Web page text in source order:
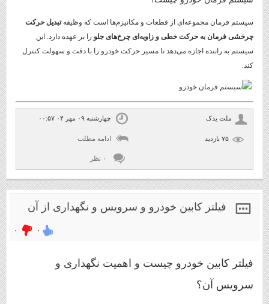
سیستم فرمان مجموعه‌ای از قطعات و مکانیزم‌ها است که وظیفهتبدیل حرکت
چرخشی فرمان به حرکت خطی و زاویه‌ای چرخ‌های جلو را بر عهده دارد. این
سیستم به راننده اجازه می‌دهد تا مسیر حرکت خودرو را با دقت و سهولت کنترل
کند.
ملت یدک چهارشنبه ۰۹ مهر ۰۴ ۰۰:۵۷
ادامه مطلب
۰ نظر
فیلتر کابین خودرو و سرویس و نگهداری از آن
۰ ۰
فیلتر کابین خودرو چیست و اهمیت نگهداری و
سرویس آن؟